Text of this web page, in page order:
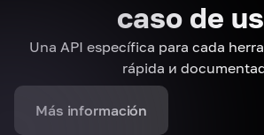
caso de
Una API específica para cada
rápida и
Más información